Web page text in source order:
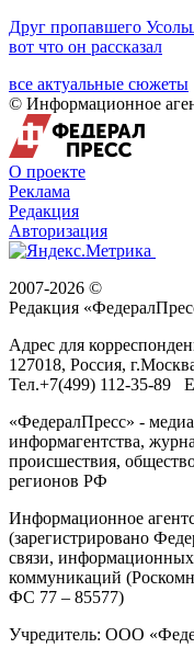
Друг пропавшего
вот что он рассказал
все актуальные сюжеты
© Информационное
О проекте
Реклама
Редакция
Авторизация
2007-2026 ©
Редакция «
Адрес для
127018, Россия, г.
Тел.+7(499) 112-35-89
«ФедералПресс» -
информагентства,
происшествия,
регионов РФ
Информационное
(зарегистрировано
связи,
коммуникаций
ФС 77 – 85577)
Учредитель: ООО